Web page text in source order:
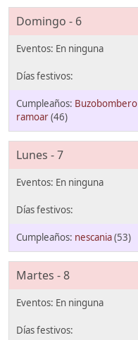
Domingo - 6
Buzobombero
ramoar(46)
Lunes - 7
nescania(53)
Martes - 8